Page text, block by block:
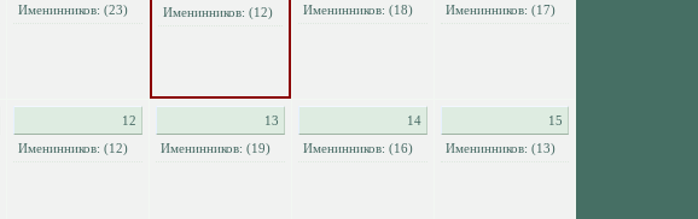
Именинников: (23)
Именинников: (12)
Именинников: (18)
Именинников: (17)
12
Именинников: (12)
13
Именинников: (19)
14
Именинников: (16)
15
Именинников: (13)